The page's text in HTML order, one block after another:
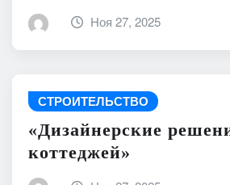
Ноя 27, 2025
СТРОИТЕЛЬСТВО
«Дизайнерские
коттеджей»